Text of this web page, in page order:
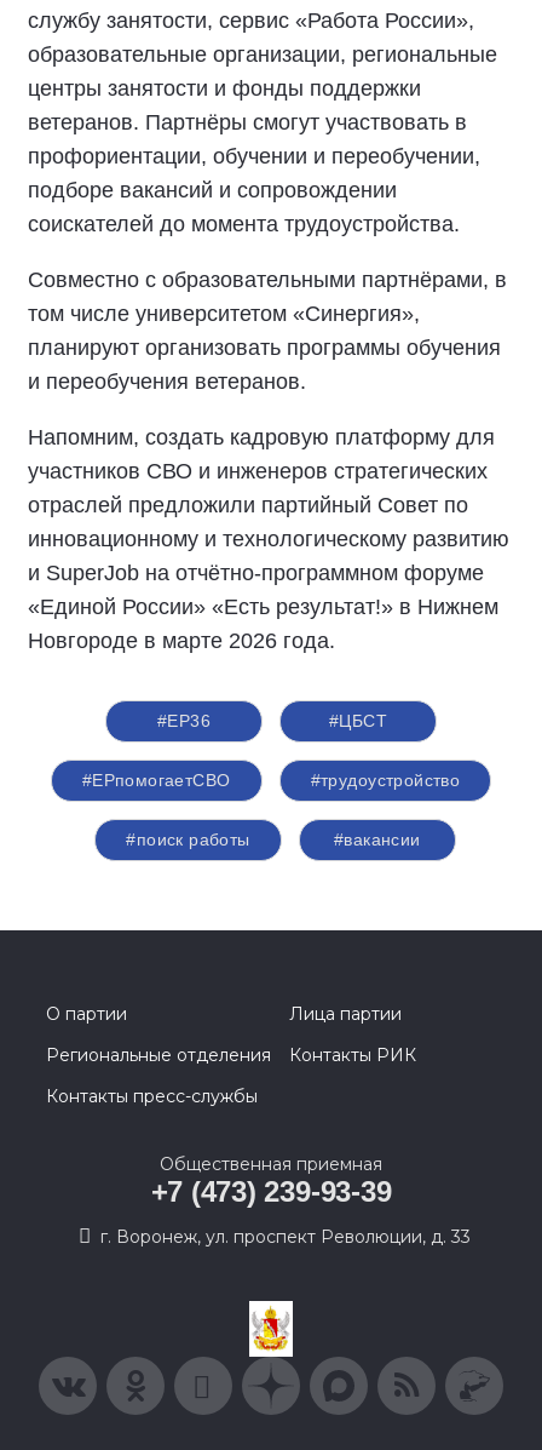
службу занятости, сервис «Работа России»,
образовательные организации, региональные
центры занятости и фонды поддержки
ветеранов. Партнёры смогут участвовать в
профориентации, обучении и переобучении,
подборе вакансий и сопровождении
соискателей до момента трудоустройства.
Совместно с образовательными партнёрами, в
том числе университетом «Синергия»,
планируют организовать программы обучения
и переобучения ветеранов.
Напомним, создать кадровую платформу для
участников СВО и инженеров стратегических
отраслей предложили партийный Совет по
инновационному и технологическому развитию
и SuperJob на отчётно-программном форуме
«Единой России» «Есть результат!» в Нижнем
Новгороде в марте 2026 года.
#ЕР36 #ЦБСТ
#ЕРпомогаетСВО #трудоустройство
#поиск работы #вакансии
О партии
Лица партии
Региональные отделения
Контакты РИК
Контакты пресс-службы
Общественная приемная
+7 (473) 239-93-39
г. Воронеж, ул. проспект Революции, д. 33